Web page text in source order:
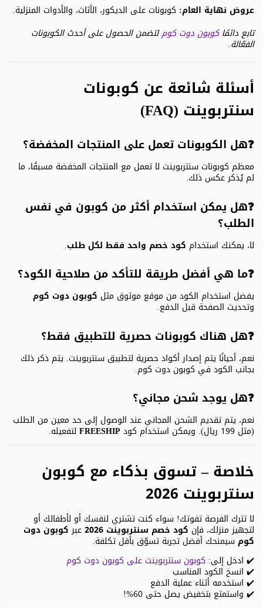
عروض نهاية العام: كوبونات على الديكور، الأثاث، والأدوات المنزلية.
تابع دائمًاكوبون دوت كوملتضمن الحصول على أحدث الكوبونات
الفعّالة.
أسئلة شائعة عن كوبونات
سنتربوينت (FAQ)
❓هل الكوبونات تعمل على المنتجات المخفضة؟
معظم كوبونات سنتربوينت لا تعمل مع المنتجات المخفضة مسبقًا، ما
لم يُذكر عكس ذلك.
❓هل يمكن استخدام أكثر من كوبون في نفس
الطلب؟
لا، يمكنك استخدام كود خصم واحد فقط لكل طلب.
❓ما هي أفضل طريقة للتأكد من صلاحية الكود؟
يفضل استخدام الكود من موقع موثوق مثل كوبون دوت كوم
وتحديث الصفحة قبل الدفع.
❓هل هناك كوبونات حصرية للتطبيق فقط؟
نعم، أحيانًا يتم إصدار أكواد حصرية لتطبيق سنتربوينت. يتم ذكر ذلك
بجانب الكود في كوبون دوت كوم.
❓هل يوجد شحن مجاني؟
نعم، يتم تقديم الشحن المجاني عند الوصول إلى حد معين من الطلب
(مثل 199 ريال). ويمكن استخدام كود FREESHIP لتفعيله.
خلاصة – تسوق بذكاء مع كوبون
سنتربوينت 2026
لا تترك الفرصة تفوتك! سواء كنت تشتري لنفسك أو لأطفالك أو
لتجهيز منزلك، فإن كود خصم سنتربوينت 2026 عبركوبون دوت
كومسيمنحك أفضل تجربة تسوّق بأقل تكلفة.
✔️ ادخل إلى: كوبون سنتربوينت على كوبون دوت كوم
✔️ انسخ الكود المناسب
✔️ استخدمه أثناء عملية الدفع
✔️ واستمتع بتخفيض يصل حتى 60%!